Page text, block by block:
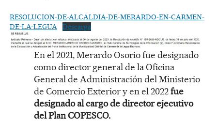
RESOLUCION-DE-ALCALDIA-DE-MERARDO-EN-CARMEN-
DE-LA-LEGUA
Descarga
En el 2021, Merardo Osorio fue designado
como director general de la Oficina
General de Administración del Ministerio
de Comercio Exterior y en el 2022fue
designado al cargo de director ejecutivo
del Plan COPESCO.